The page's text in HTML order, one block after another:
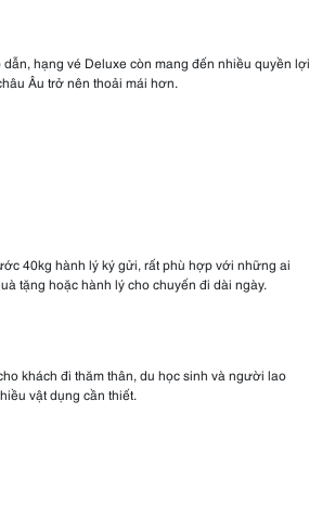
hạng vé Deluxe còn mang đến nhiều quyền lợi
Âu trở nên thoải mái hơn.
40kg hành lý ký gửi, rất phù hợp với những ai
tặng hoặc hành lý cho chuyến đi dài ngày.
khách đi thăm thân, du học sinh và người lao
vật dụng cần thiết.